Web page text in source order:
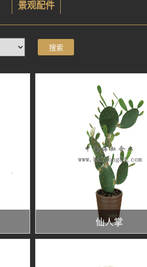
景观配件
仙人掌